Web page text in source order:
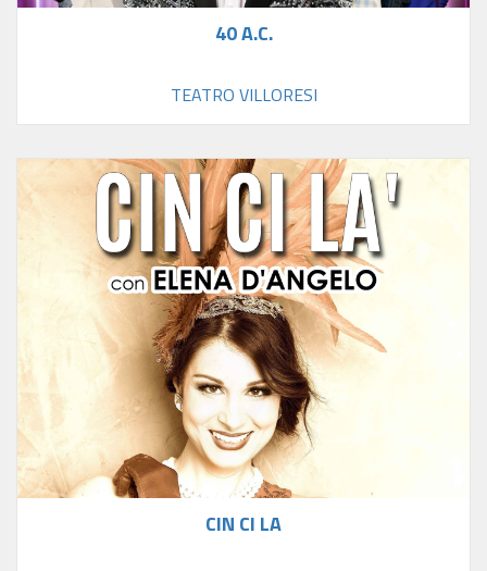
40 A.C.
TEATRO VILLORESI
CIN CI LA